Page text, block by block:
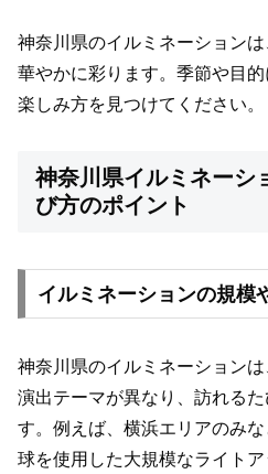
神奈川県のイルミネーション
華やかに彩ります。季節や目
楽しみ方を見つけてください。
神奈川県イルミネーシ
び方のポイント
イルミネーションの規模
神奈川県のイルミネーション
演出テーマが異なり、訪れる
す。例えば、横浜エリアのみ
球を使用した大規模なライト